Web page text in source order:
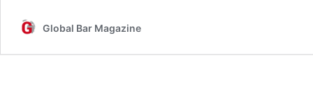
Global Bar Magazine